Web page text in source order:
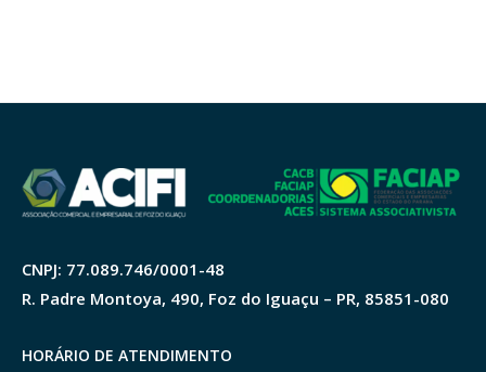
CNPJ: 77.089.746/0001-48
R. Padre Montoya, 490, Foz do Iguaçu – PR, 85851-080
HORÁRIO DE ATENDIMENTO